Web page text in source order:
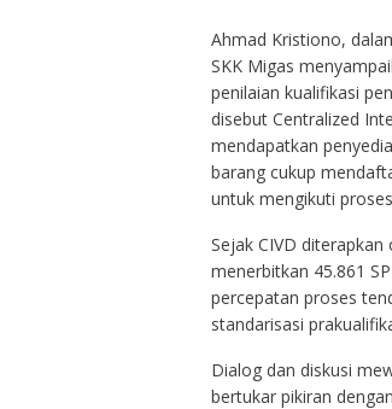
Ahmad Kristiono,
SKK Migas
penilaian kualifikasi
disebut Centralized
mendapatkan
barang cukup
untuk mengikuti
Sejak CIVD
menerbitkan 45.861
percepatan proses
standarisasi
Dialog dan diskusi
bertukar pikiran